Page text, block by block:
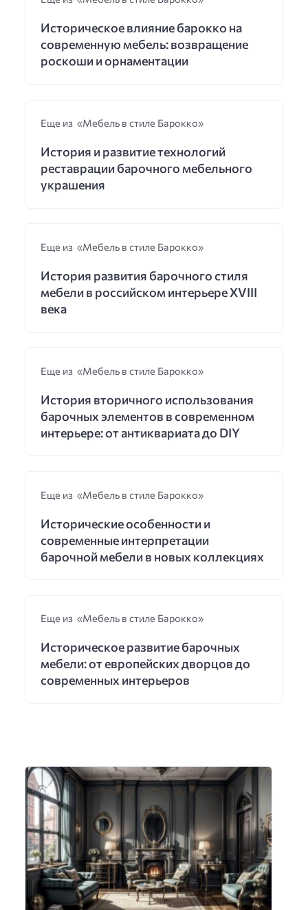
Историческое влияние барокко на
современную мебель: возвращение
роскоши и орнаментации
Еще из «Мебель в стиле Барокко»
История и развитие технологий
реставрации барочного мебельного
украшения
Еще из «Мебель в стиле Барокко»
История развития барочного стиля
мебели в российском интерьере XVIII
века
Еще из «Мебель в стиле Барокко»
История вторичного использования
барочных элементов в современном
интерьере: от антиквариата до DIY
Еще из «Мебель в стиле Барокко»
Исторические особенности и
современные интерпретации
барочной мебели в новых коллекциях
Еще из «Мебель в стиле Барокко»
Историческое развитие барочных
мебели: от европейских дворцов до
современных интерьеров